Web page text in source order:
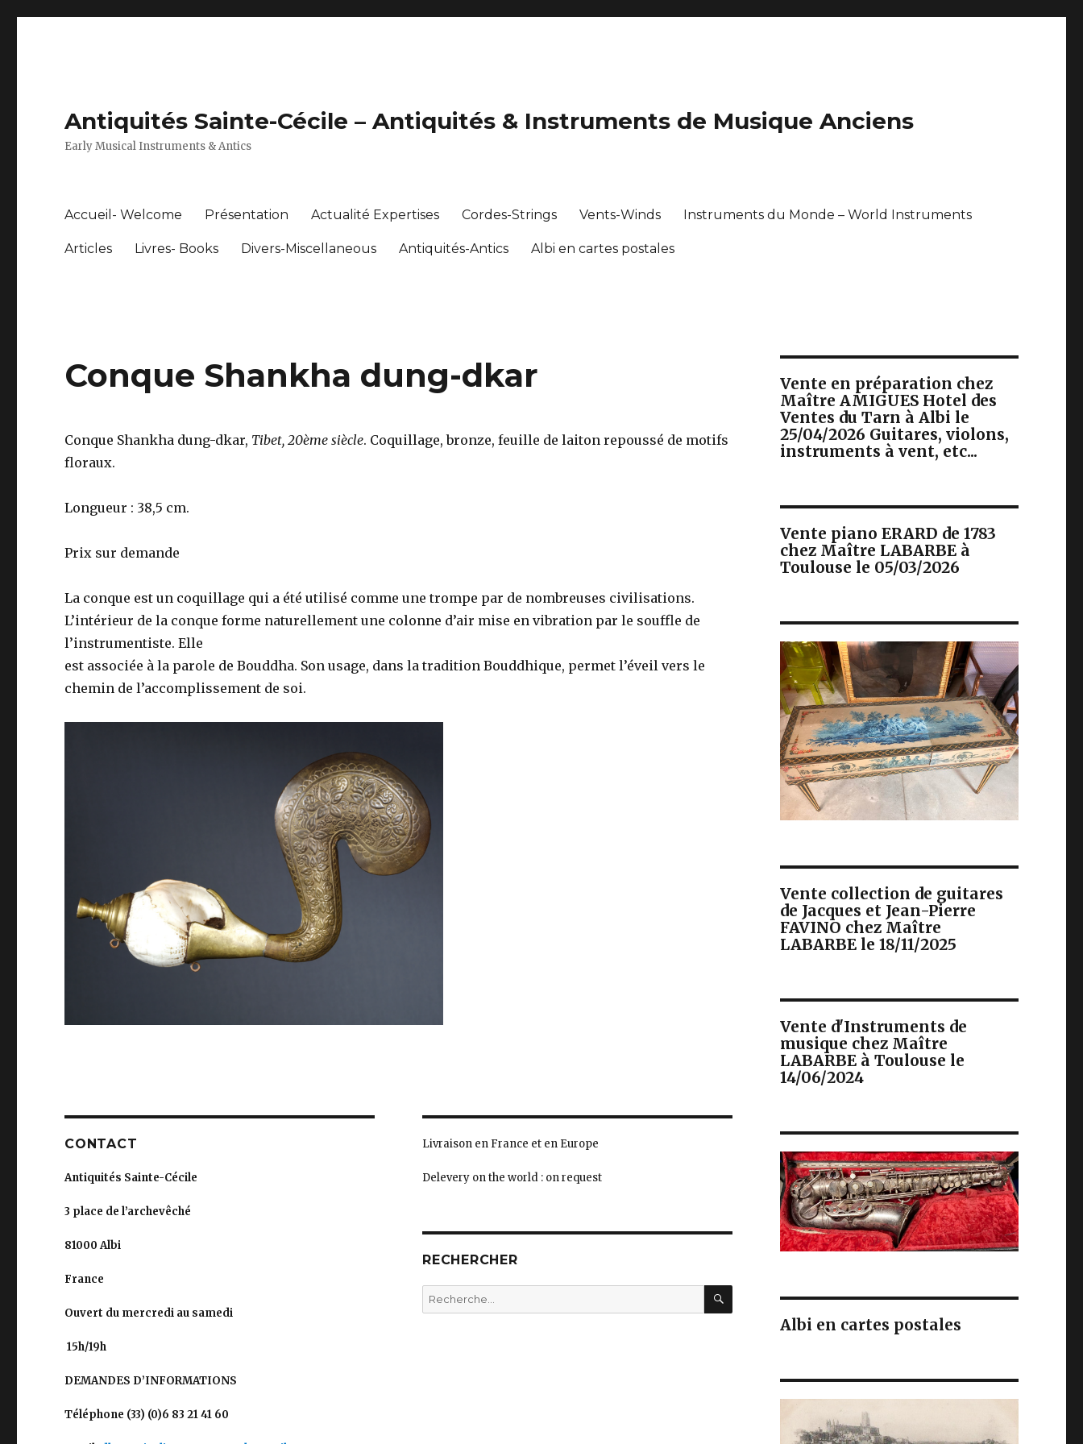
Antiquités Sainte-Cécile – Antiquités & Instruments de Musique Anciens
Early Musical Instruments & Antics
Accueil- Welcome Présentation Actualité Expertises Cordes-Strings Vents-Winds Instruments du Monde – World Instruments
Articles Livres- Books Divers-Miscellaneous Antiquités-Antics Albi en cartes postales
Conque Shankha dung-dkar
Conque Shankha dung-dkar, Tibet, 20ème siècle. Coquillage, bronze, feuille de laiton repoussé de motifs
floraux.
Longueur : 38,5 cm.
Prix sur demande
La conque est un coquillage qui a été utilisé comme une trompe par de nombreuses civilisations.
L’intérieur de la conque forme naturellement une colonne d’air mise en vibration par le souffle de
l’instrumentiste. Elle
est associée à la parole de Bouddha. Son usage, dans la tradition Bouddhique, permet l’éveil vers le
chemin de l’accomplissement de soi.
CONTACT
Antiquités Sainte-Cécile
3 place de l’archevêché
81000 Albi
France
Ouvert du mercredi au samedi
15h/19h
DEMANDES D’INFORMATIONS
Téléphone (33) (0)6 83 21 41 60
Livraison en France et en Europe
Delevery on the world : on request
RECHERCHER
Recherche
pour
RECHERCHE
Vente en préparation chez
Maître AMIGUES Hotel des
Ventes du Tarn à Albi le
25/04/2026 Guitares, violons,
instruments à vent, etc...
Vente piano ERARD de 1783
chez Maître LABARBE à
Toulouse le 05/03/2026
Vente collection de guitares
de Jacques et Jean-Pierre
FAVINO chez Maître
LABARBE le 18/11/2025
Vente d'Instruments de
musique chez Maître
LABARBE à Toulouse le
14/06/2024
Albi en cartes postales